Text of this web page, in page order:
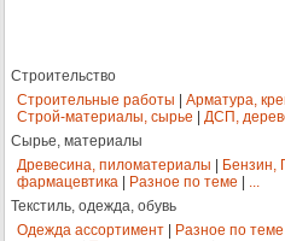
Строительство
Строительные работы
Арматура,
Строй-материалы, сырье
ДСП,
Сырье, материалы
Древесина, пиломатериалы
Бензин,
фармацевтика
Разное по теме
...
Текстиль, одежда, обувь
Одежда ассортимент
Разное по теме